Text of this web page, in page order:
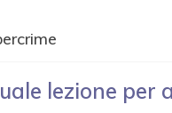
lezione per
news in tempo reale e